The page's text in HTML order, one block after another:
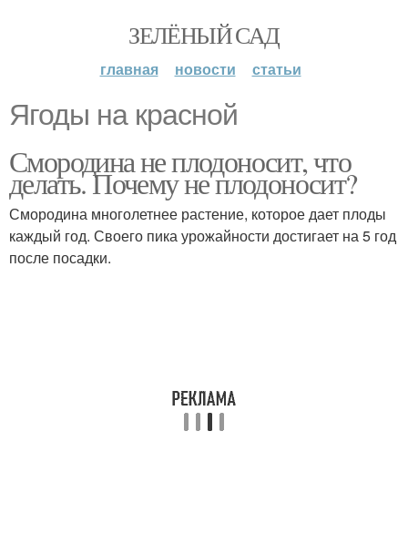
ЗЕЛЁНЫЙ САД
главная новости статьи
Ягоды на красной
Смородина не плодоносит, что
делать. Почему не плодоносит?
Смородина многолетнее растение, которое дает плоды
каждый год. Своего пика урожайности достигает на 5 год
после посадки.